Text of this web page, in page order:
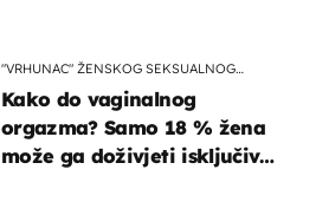
"VRHUNAC" ŽENSKOG SEKSUALNOG
Kako do vaginalnog
orgazma? Samo 18 % žena
može ga doživjeti isključivo